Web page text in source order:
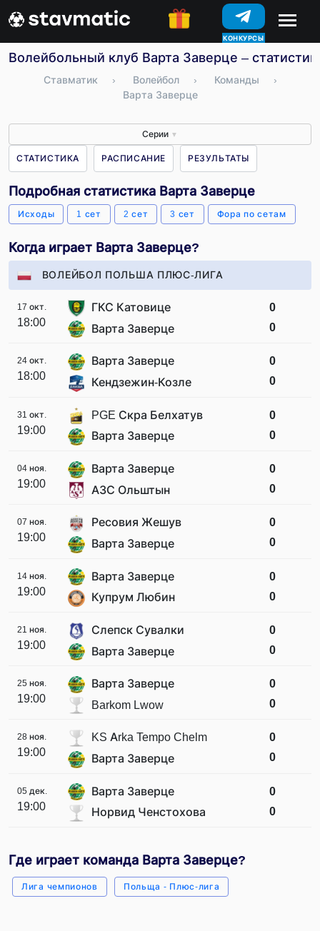
КОНКУРСЫ
Волейбольный клуб Варта Заверце –
Ставматик › Волейбол › Команды
›
Варта Заверце
Серии ▼
СТАТИСТИКА РАСПИСАНИЕ РЕЗУЛЬТАТЫ
Подробная статистика Варта Заверце
Исходы 1 сет 2 сет 3 сет Фора по сетам
Когда играет Варта Заверце?
ВОЛЕЙБОЛ ПОЛЬША ПЛЮС-ЛИГА
17 окт.
18:00
ГКС Катовице
Варта Заверце
0
0
24 окт.
18:00
Варта Заверце
Кендзежин-Козле
0
0
31 окт.
19:00
PGE Скра Белхатув
Варта Заверце
0
0
04 ноя.
19:00
Варта Заверце
АЗС Ольштын
0
0
07 ноя.
19:00
Ресовия Жешув
Варта Заверце
0
0
14 ноя.
19:00
Варта Заверце
Купрум Любин
0
0
21 ноя.
19:00
Слепск Сувалки
Варта Заверце
0
0
25 ноя.
19:00
Варта Заверце
Barkom Lwow
0
0
28 ноя.
19:00
KS Arka Tempo Chelm
Варта Заверце
0
0
05 дек.
19:00
Варта Заверце
Норвид Ченстохова
0
0
Где играет команда Варта Заверце?
Лига чемпионов Польща - Плюс-лига